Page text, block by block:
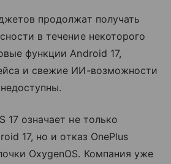
продолжат получать
в течение некоторого
функции Android 17,
и свежие ИИ-возможности
17 означает не только
17, но и отказ OnePlus
OxygenOS. Компания уже